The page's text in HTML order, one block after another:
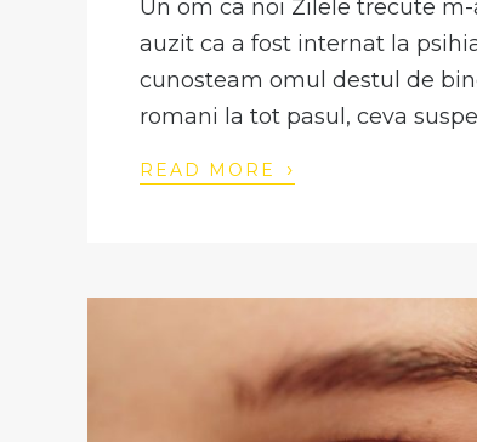
Un om ca noi Zilele trecute
auzit ca a fost internat la
cunosteam omul destul de
romani la tot pasul, ceva
READ MORE ›